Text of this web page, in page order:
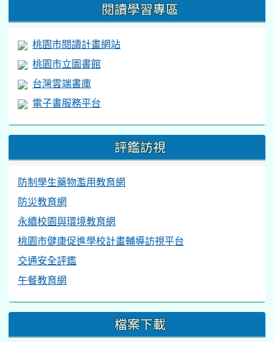
閱讀學習專區
桃園市閱讀計畫網站
桃園市立圖書館
台灣雲端書庫
電子書服務平台
評鑑訪視
防制學生藥物濫用教育網
防災教育網
永續校園與環境教育網
桃園市健康促進學校計畫輔導訪視平台
交通安全評鑑
午餐教育網
檔案下載